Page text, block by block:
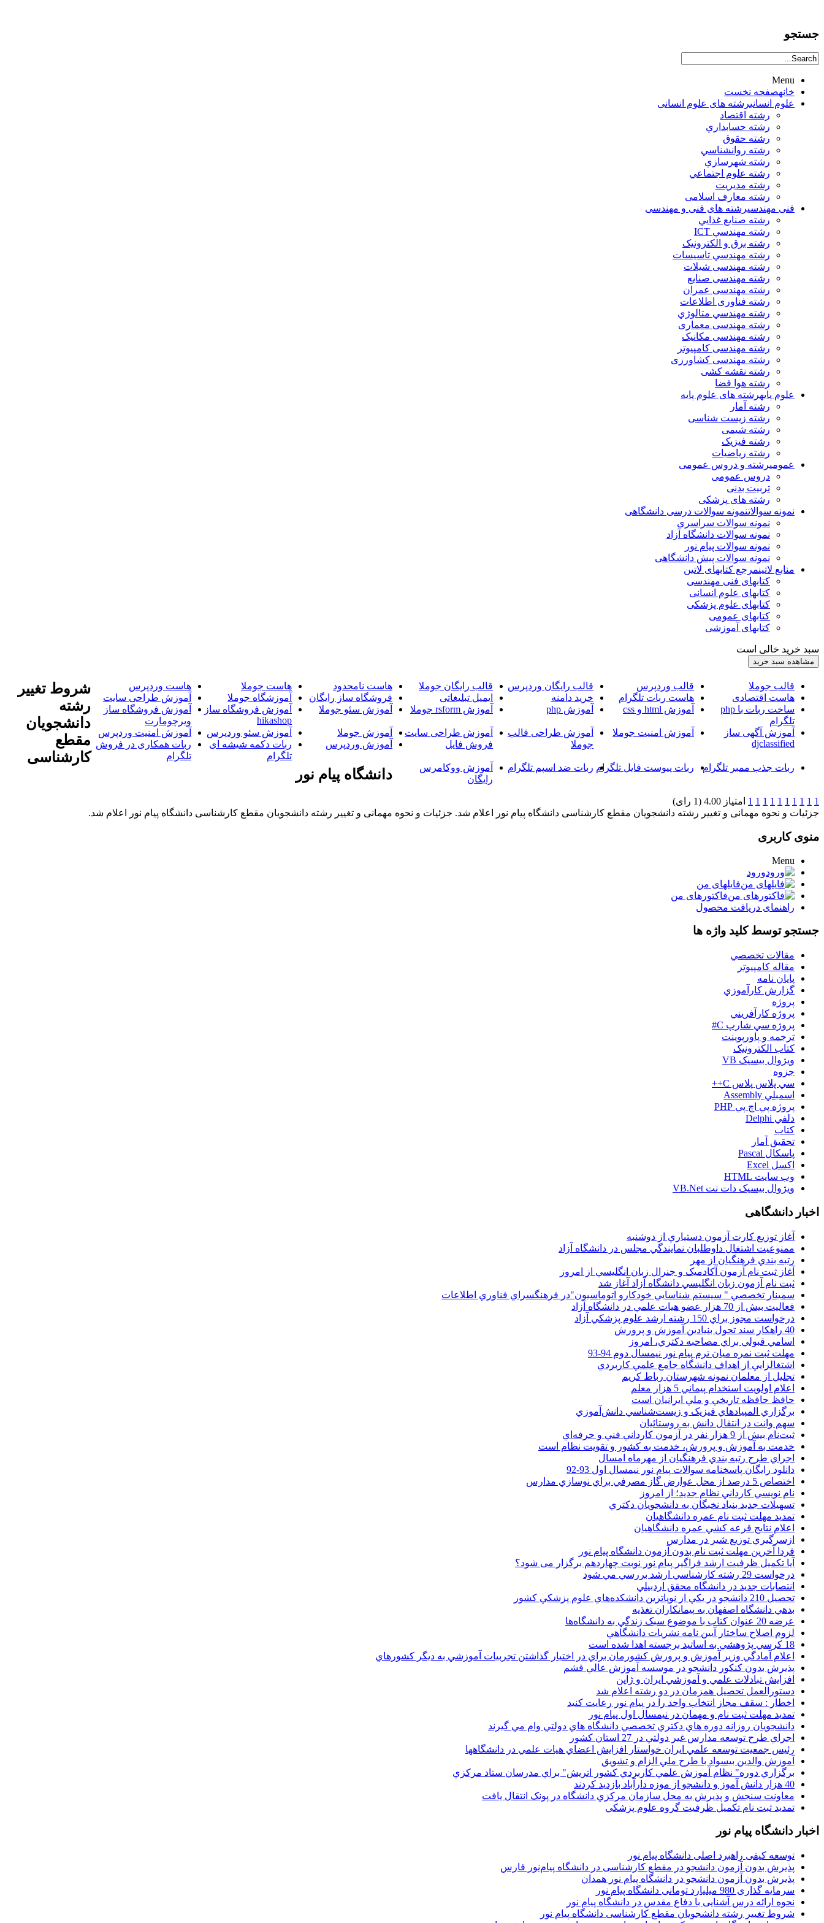
جستجو
Menu
خانهصفحه نخست
علوم انسانيرشته های علوم انسانی
رشته اقتصاد
رشته حسابداري
رشته حقوق
رشته روانشناسي
رشته شهرسازي
رشته علوم اجتماعي
رشته مديريت
رشته معارف اسلامی
فنی مهندسیرشته های فنی و مهندسی
رشته صنايع غذايي
رشته مهندسي ICT
رشته برق و الکترونيک
رشته مهندسي تاسيسات
رشته مهندسی شیلات
رشته مهندسی صنایع
رشته مهندسی عمران
رشته فناوری اطلاعات
رشته مهندسي متالوژي
رشته مهندسی معماری
رشته مهندسی مکانیک
رشته مهندسی کامپیوتر
رشته مهندسی کشاورزی
رشته نقشه کشی
رشته هوا فضا
علوم پایهرشته های علوم پایه
رشته آمار
رشته زیست شناسی
رشته شیمی
رشته فیزیک
رشته ریاضیات
عمومیرشته و دروس عمومی
دروس عمومی
تربیت بدنی
رشته های پزشکی
نمونه سوالاتنمونه سوالات درسی دانشگاهی
نمونه سوالات سراسری
نمونه سوالات دانشگاه آزاد
نمونه سوالات پیام نور
نمونه سوالات پیش دانشگاهی
منابع لاتینمرجع کتابهای لاتین
کتابهای فنی مهندسی
کتابهای علوم انسانی
کتابهای علوم پزشکی
کتابهای عمومی
کتابهای آموزشی
سبد خرید خالی است
قالب جوملا قالب وردپرس قالب رایگان وردپرس قالب رایگان جوملا هاست نامحدود هاست جوملا
هاست وردپرس
هاست اقتصادی
هاست ربات تلگرام خرید دامنه ایمیل تبلیغاتی فروشگاه ساز رایگان آموزشگاه جوملا
آموزش طراحی سایت
ساخت ربات با php
تلگرام
آموزش html و css آموزش php آموزش rsform جوملا آموزش سئو جوملا
آموزش فروشگاه ساز
hikashop
آموزش فروشگاه ساز
ویرچومارت
آموزش آگهی ساز
djclassified
آموزش امنیت جوملا
آموزش طراحی قالب
جوملا
آموزش طراحی سایت
فروش فایل
آموزش جوملا آموزش سئو وردپرس
آموزش امنیت وردپرس
آموزش وردپرس
ربات دکمه شیشه ای
تلگرام
ربات همکاری در فروش
تلگرام
ربات جذب ممبر تلگرام
ربات پیوست فایل تلگرام ربات ضد اسپم تلگرام
آموزش ووکامرس
رایگان
شروط تغییر
رشته
دانشجویان
مقطع
کارشناسی
دانشگاه پیام نور
1
1
1
1
1
1
1
1
1
1 امتیاز 4.00 (1 رای)
جزئیات و نحوه مهمانی و تغییر رشته دانشجویان مقطع کارشناسی دانشگاه پیام نور اعلام شد. جزئیات و نحوه مهمانی و تغییر رشته دانشجویان مقطع کارشناسی دانشگاه پیام نور اعلام شد.
منوی کاربری
Menu
ورود
فایلهای من
فاکتورهای من
راهنمای دریافت محصول
جستجو توسط کلید واژه ها
مقالات تخصصي
مقاله کامپیوتر
پایان نامه
گزارش کارآموزي
پروژه
پروژه کارآفريني
پروژه سي شارپ C#
ترجمه و پاورپوينت
کتاب الکترونيک
ويژوال بيسيک VB
جزوه
سي پلاس پلاس C++
اسمبلي Assembly
پروژه پي اچ پي PHP
دلفي Delphi
کتاب
تحقيق آمار
پاسکال Pascal
اکسل Excel
وب سايت HTML
ويژوال بيسيک دات نت VB.Net
اخبار دانشگاهی
آغاز توزيع کارت آزمون دستياري از دوشنبه
ممنوعيت اشتغال داوطلبان نمايندگي مجلس در دانشگاه آزاد
رتبه بندي فرهنگيان از مهر
آغاز ثبت نام آزمون آکادميک و جنرال زبان انگليسي از امروز
ثبت نام آزمون زبان انگليسي دانشگاه آزاد آغاز شد
سمينار تخصصي " سيستم شناسايي خودکارو اتوماسيون"در فرهنگسراي فناوري اطلاعات
فعاليت بيش از 70 هزار عضو هيات علمي در دانشگاه آزاد
درخواست مجوز براي 150 رشته ارشد علوم پزشکي آزاد
40 راهکار سند تحول بنيادين آموزش و پرورش
اسامي قبولي براي مصاحبه دکتري، امروز
مهلت ثبت نمره میان ترم پیام نور نیمسال دوم 94-93
اشتغالزايي از اهداف دانشگاه جامع علمي کاربردي
تجليل از معلمان نمونه شهرستان رباط کريم
اعلام اولويت استخدام پيماني 5 هزار معلم
حافظ حافظه تاريخي و ملي ايرانيان است
برگزاري المپيادهاي فيزيک و زيست‌شناسي دانش‌آموزي
سهم وانت در انتقال دانش به روستائيان
ثبت‌نام بيش از 9 هزار نفر در آزمون کارداني فني و حرفه‌اي
خدمت به آموزش و پرورش، خدمت به کشور و تقويت نظام است
اجراي طرح رتبه بندي فرهنگيان از مهرماه امسال
دانلود رایگان پاسخنامه سوالات پیام نور نیمسال اول 93-92
اختصاص 5 درصد از محل عوارض گاز مصرفي براي نوسازي مدارس
نام نويسي کارداني نظام جديد؛ از امروز
تسهيلات جديد بنياد نخبگان به دانشجويان دکتري
تمديد مهلت ثبت نام عمره دانشگاهيان
اعلام نتايج قرعه کشي عمره دانشگاهيان
ازسرگيري توزيع شير در مدارس
فردا آخرین مهلت ثبت نام بدون آزمون دانشگاه پیام نور
آیا تکمیل ظرفیت ارشد فراگیر پیام نور نوبت چهاردهم برگزار می شود؟
درخواست 29 رشته کارشناسي ارشد بررسي مي شود
انتصابات جديد در دانشگاه محقق اردبيلي
تحصيل 210 دانشجو در يکي از نوپاترين دانشکده‌هاي علوم پزشکي کشور
بدهي دانشگاه اصفهان به پيمانکاران تغذيه
عرضه 20 عنوان کتاب با موضوع سبک زندگي به دانشگاه‌ها
لزوم اصلاح ساختار آيين نامه نشريات دانشگاهي
18 کرسي پژوهشي به اساتيد برجسته اهدا شده است
اعلام آمادگي وزير آموزش و پرورش کشورمان براي در اختيار گذاشتن تجربيات آموزشي به ديگر کشورهاي
پذيرش بدون کنکور دانشجو در موسسه آموزش عالي قشم
افزايش تبادلات علمي و آموزشي ايران و ژاپن
دستورالعمل تحصیل همزمان در دو رشته اعلام شد
اخطار : سقف مجاز انتخاب واحد را در پیام نور رعایت کنید
تمدید مهلت ثبت نام و مهمان در نیمسال اول پیام نور
دانشجويان روزانه دوره هاي دكتري تخصصي دانشگاه هاي دولتي وام مي گيرند
اجراي طرح توسعه مدارس غير دولتي در 27 استان کشور
رئيس جمعيت توسعه علمي ايران خواستار افزايش اعضاي هيات علمي در دانشگاهها
آموزش والدين بيسواد با طرح ملي الزام و تشويق
برگزاري دوره" نظام آموزش علمي كاربردي كشور اتريش" براي مدرسان ستاد مرکزي
40 هزار دانش آموز و دانشجو از موزه دارآباد بازديد کردند
معاونت سنجش و پذيرش به محل سازمان مرکزي دانشگاه در پونک انتقال يافت
تمديد ثبت نام تکميل ظرفيت گروه علوم پزشکي
اخبار دانشگاه پیام نور
توسعه کیفی راهبرد اصلی دانشگاه پیام نور
پذیرش بدون آزمون دانشجو در مقطع کارشناسی در دانشگاه پیام‌نور فارس
پذیرش بدون آزمون دانشجو در دانشگاه پیام نور همدان
سرمایه گذاری 980 میلیارد تومانی دانشگاه پیام نور
نحوه ارائه درس آشنایی با دفاع مقدس در دانشگاه پیام نور
شروط تغییر رشته دانشجویان مقطع کارشناسی دانشگاه پیام نور